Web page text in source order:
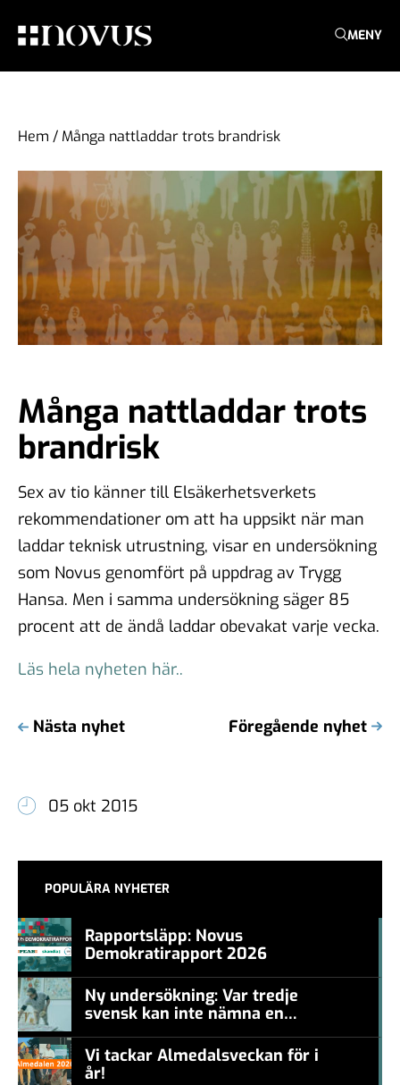
MENY
Hem / Många nattladdar trots brandrisk
Många nattladdar trots
brandrisk
Sex av tio känner till Elsäkerhetsverkets
rekommendationer om att ha uppsikt när man
laddar teknisk utrustning, visar en undersökning
som Novus genomfört på uppdrag av Trygg
Hansa. Men i samma undersökning säger 85
procent att de ändå laddar obevakat varje vecka.
Läs hela nyheten här..
Nästa nyhet Föregående nyhet
05 okt 2015
POPULÄRA NYHETER
Rapportsläpp: Novus
Demokratirapport 2026
Ny undersökning: Var tredje
svensk kan inte nämna en
levande konstnär
Vi tackar Almedalsveckan för i
år!